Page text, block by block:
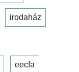
irodaház
eecfa